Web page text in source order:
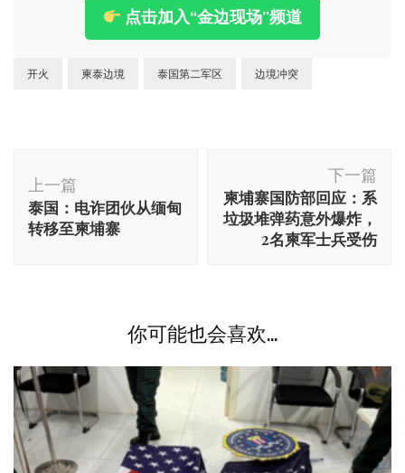
点击加入“金边现场”频道
开火 柬泰边境 泰国第二军区 边境冲突
文
导
航
上一篇
泰国：电诈团伙从缅甸
转移至柬埔寨
下一篇
柬埔寨国防部回应：系
垃圾堆弹药意外爆炸，
2名柬军士兵受伤
你可能也会喜欢...